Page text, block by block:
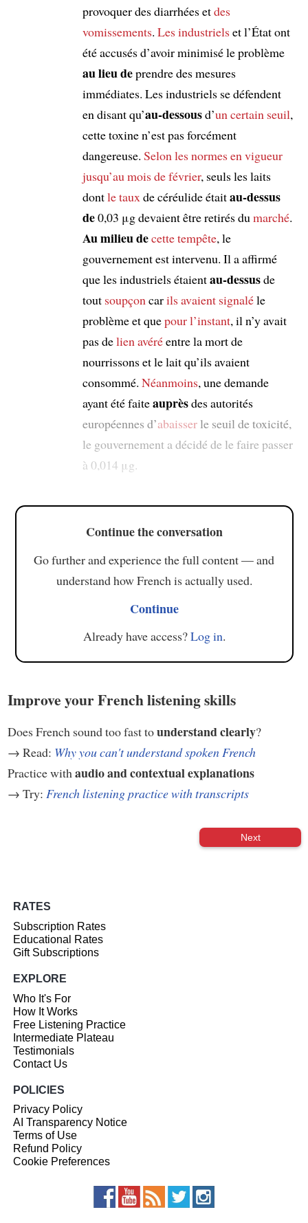
provoquer des diarrhées etdes
vomissements. Les industrielset l’État ont
été accusés d’avoir minimisé le problème
au lieu deprendre des mesures
immédiates. Les industriels se défendent
en disant qu’au-dessousd’un certain seuil,
cette toxine n’est pas forcément
dangereuse. Selon les normesen vigueur
jusqu’au mois de février, seuls les laits
dontle taux de céréulide étaitau-dessus
de0,03 μg devaient être retirés du marché.
Au milieu decette tempête, le
gouvernement est intervenu. Il a affirmé
que les industriels étaientau-dessusde
tout soupçon carils avaient signaléle
problème et quepour l’instant, il n’y avait
pas delien avéréentre la mort de
nourrissons et le lait qu’ils avaient
consommé. Néanmoins, une demande
ayant été faiteauprèsdes autorités
européennes d’abaisserle seuil de toxicité,
le gouvernement a décidé de le faire passer
à 0,014 μg.
Continue the conversation
Go further and experience the full content — and
understand how French is actually used.
Continue
Already have access?Log in.
Improve your French listening skills
Does French sound too fast tounderstand clearly?
→ Read: Why you can't understand spoken French
Practice with audio and contextual explanations
→ Try: French listening practice with transcripts
Next
RATES
Subscription Rates
Educational Rates
Gift Subscriptions
EXPLORE
Who It's For
How It Works
Free Listening Practice
Intermediate Plateau
Testimonials
Contact Us
POLICIES
Privacy Policy
AI Transparency Notice
Terms of Use
Refund Policy
Cookie Preferences